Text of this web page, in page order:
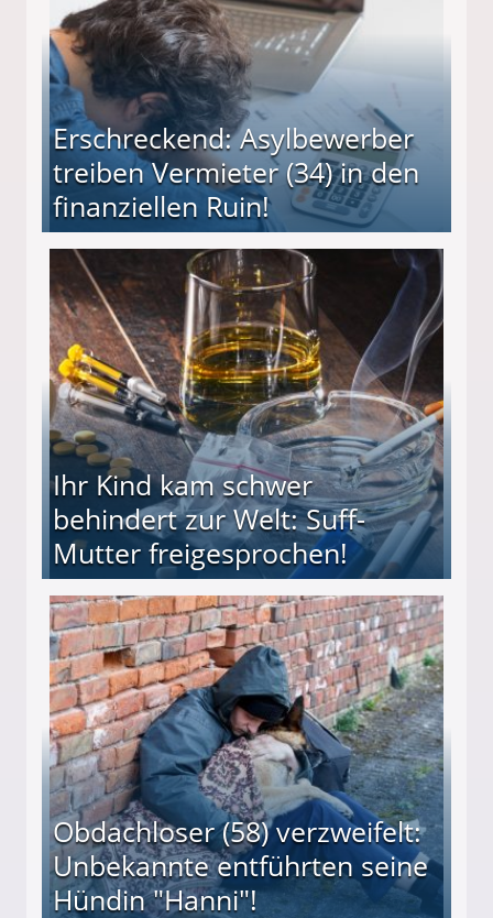
Erschreckend: Asylbewerber
treiben Vermieter (34) in den
finanziellen Ruin!
(34) in den finanziellen Ruin!
Ihr Kind kam schwer
behindert zur Welt: Suff-
Mutter freigesprochen!
Mutter freigesprochen!
Obdachloser (58) verzweifelt:
Unbekannte entführten seine
Hündin "Hanni"!